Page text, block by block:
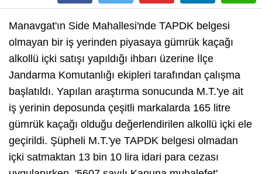
Manavgat'ın Side Mahallesi'nde TAPDK belgesi
olmayan bir iş yerinden piyasaya gümrük kaçağı
alkollü içki satışı yapıldığı ihbarı üzerine İlçe
Jandarma Komutanlığı ekipleri tarafından çalışma
başlatıldı. Yapılan araştırma sonucunda M.T.'ye ait
iş yerinin deposunda çeşitli markalarda 165 litre
gümrük kaçağı olduğu değerlendirilen alkollü içki ele
geçirildi. Şüpheli M.T.'ye TAPDK belgesi olmadan
içki satmaktan 13 bin 10 lira idari para cezası